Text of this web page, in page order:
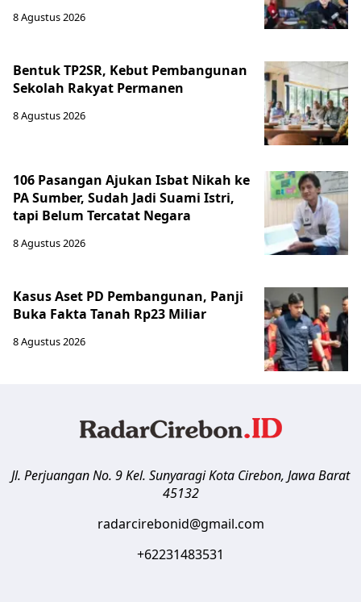
8 Agustus 2026
Bentuk TP2SR, Kebut Pembangunan
Sekolah Rakyat Permanen
8 Agustus 2026
106 Pasangan Ajukan Isbat Nikah ke
PA Sumber, Sudah Jadi Suami Istri,
tapi Belum Tercatat Negara
8 Agustus 2026
Kasus Aset PD Pembangunan, Panji
Buka Fakta Tanah Rp23 Miliar
8 Agustus 2026
Jl. Perjuangan No. 9 Kel. SunyaragiKota Cirebon, Jawa Barat
45132
radarcirebonid@gmail.com
+62231483531